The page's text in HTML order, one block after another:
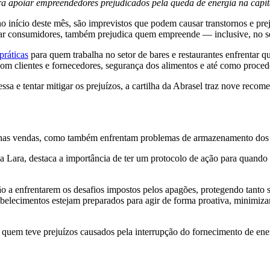
empreendedores prejudicados pela queda de energia na
deste mês, são imprevistos que podem causar transtornos e
consumidores, também prejudica quem empreende — inclusive, no
para quem trabalha no setor de bares e restaurantes enfrentar
clientes e fornecedores, segurança dos alimentos e até como
e tentar mitigar os prejuízos, a cartilha da Abrasel traz nove
vendas, como também enfrentam problemas de armazenamento
destaca a importância de ter um protocolo de ação para
enfrentarem os desafios impostos pelos apagões, protegendo
estejam preparados para agir de forma proativa,
teve prejuízos causados pela interrupção do fornecimento de